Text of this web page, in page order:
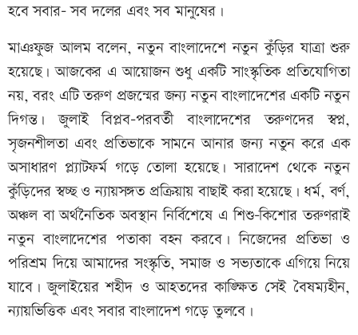
হবে সবার- সব দলের এবং সব মানুষের।
মাঞফুজ আলম বলেন, নতুন বাংলাদেশে নতুন কুঁড়ির যাত্রা শুরু
হয়েছে। আজকের এ আয়োজন শুধু একটি সাংস্কৃতিক প্রতিযোগিতা
নয়, বরং এটি তরুণ প্রজন্মের জন্য নতুন বাংলাদেশের একটি নতুন
দিগন্ত। জুলাই বিপ্লব-পরবর্তী বাংলাদেশের তরুণদের স্বপ্ন,
সৃজনশীলতা এবং প্রতিভাকে সামনে আনার জন্য নতুন করে এক
অসাধারণ প্ল্যাটফর্ম গড়ে তোলা হয়েছে। সারাদেশ থেকে নতুন
কুঁড়িদের স্বচ্ছ ও ন্যায়সঙ্গত প্রক্রিয়ায় বাছাই করা হয়েছে। ধর্ম, বর্ণ,
অঞ্চল বা অর্থনৈতিক অবস্থান নির্বিশেষে এ শিশু-কিশোর তরুণরাই
নতুন বাংলাদেশের পতাকা বহন করবে। নিজেদের প্রতিভা ও
পরিশ্রম দিয়ে আমাদের সংস্কৃতি, সমাজ ও সভ্যতাকে এগিয়ে নিয়ে
যাবে। জুলাইয়ের শহীদ ও আহতদের কাঙ্ক্ষিত সেই বৈষম্যহীন,
ন্যায়ভিত্তিক এবং সবার বাংলাদেশ গড়ে তুলবে।